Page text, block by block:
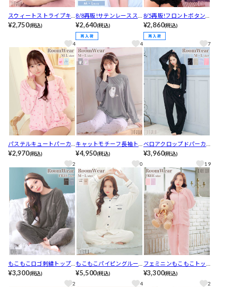
スウィートストライプキ
ャミソール&ショートパン
¥2,750(税込)
4
8/8再販!サテンレースス
リットルームウェア
¥2,640(税込)
4
8/5再販!フロントボタン
レースキャミ＆ショート
パンツルームウェア
¥2,860(税込)
7
パステルキュートパーカ
ー&ショートパンツルーム
¥2,970(税込)
2
キャットモチーフ長袖ト
ップス&ドットロングパン
¥4,950(税込)
0
ベロアクロップドパーカ
ー&ロングパンツルームウ
¥3,960(税込)
19
もこもこロゴ刺繍トップ
ス&ロングパンツルームウ
¥3,300(税込)
2
もこもこパイピングルー
ムウェア
¥5,500(税込)
4
フェミニンもこもこトッ
プス&ロングパンツルーム
¥3,300(税込)
2